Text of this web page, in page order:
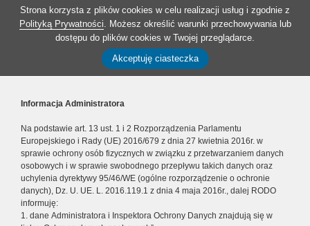
Strona korzysta z plików cookies w celu realizacji usług i zgodnie z
Polityką Prywatności. Możesz określić warunki przechowywania lub
dostępu do plików cookies w Twojej przeglądarce.
Akceptuję ciasteczka
Informacja Administratora
Na podstawie art. 13 ust. 1 i 2 Rozporządzenia Parlamentu
Europejskiego i Rady (UE) 2016/679 z dnia 27 kwietnia 2016r. w
sprawie ochrony osób fizycznych w związku z przetwarzaniem danych
osobowych i w sprawie swobodnego przepływu takich danych oraz
uchylenia dyrektywy 95/46/WE (ogólne rozporządzenie o ochronie
danych), Dz. U. UE. L. 2016.119.1 z dnia 4 maja 2016r., dalej RODO
informuję:
1. dane Administratora i Inspektora Ochrony Danych znajdują się w